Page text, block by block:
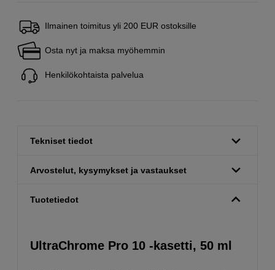
Ilmainen toimitus yli 200 EUR ostoksille
Osta nyt ja maksa myöhemmin
Henkilökohtaista palvelua
Tekniset tiedot
Arvostelut, kysymykset ja vastaukset
Tuotetiedot
UltraChrome Pro 10 -kasetti, 50 ml